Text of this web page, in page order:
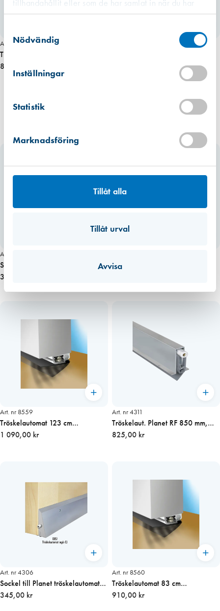
tillhandahållit eller som de har samlat in när du har
använt deras tjänster.
Nödvändig
Inställningar
Statistik
Marknadsföring
Tillåt alla
Tillåt urval
Avvisa
Art. nr 8752
Tröskelautomat 63 cm Höger/Vänster
830,00 kr
Art. nr 4294
Sockel till Planet tröskelautomat
FT och RF 850 mm
337,00 kr
Tröskelautomat Planet FT 1150
Art. nr 8559
Tröskelautomat 123 cm
Höger/Vänster
1 090,00 kr
Art. nr 4311
Tröskelaut. Planet RF 850 mm,
ojämna golv HÖGER
825,00 kr
Art. nr 4306
Sockel till Planet tröskelautomat
FT och RF 950 mm
345,00 kr
Art. nr 8560
Tröskelautomat 83 cm
Höger/Vänster
910,00 kr
Finns i lager (3 st)
Finns i lager (3 st)
Hitta hit
Hitta hit